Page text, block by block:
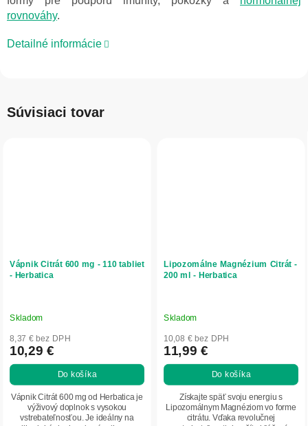
rovnováhy.
Detailné informácie
Súvisiaci tovar
Vápnik Citrát 600 mg - 110 tabliet
- Herbatica
Skladom
8,37 € bez DPH
10,29 €
Do košíka
Vápnik Citrát 600 mg od Herbatica je
výživový doplnok s vysokou
vstrebateľnosťou. Je ideálny na
Lipozomálne Magnézium Citrát -
200 ml - Herbatica
Skladom
10,08 € bez DPH
11,99 €
Do košíka
Získajte späť svoju energiu s
Lipozomálnym Magnéziom vo forme
citrátu. Vďaka revolučnej